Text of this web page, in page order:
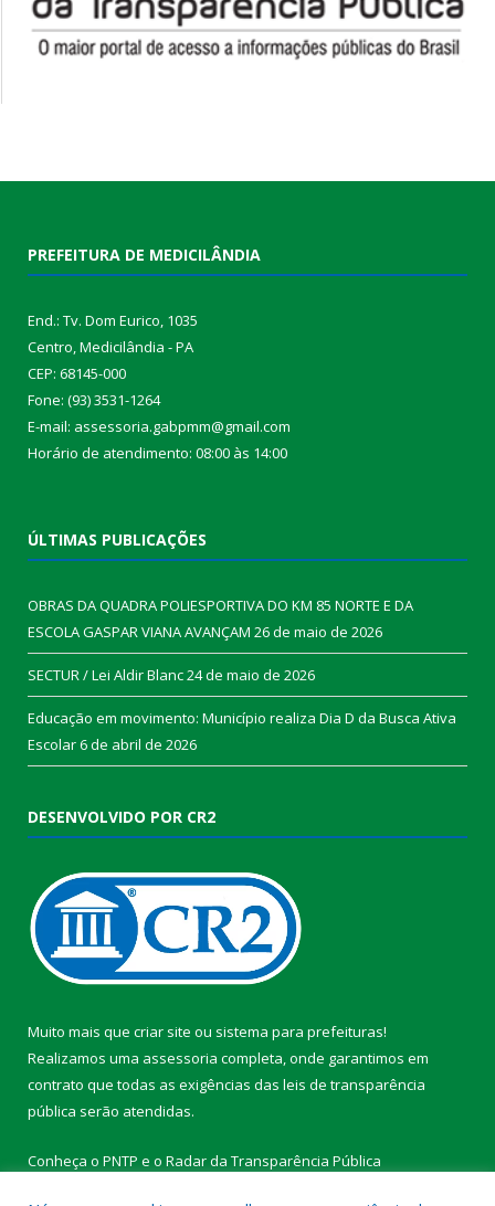
PREFEITURA DE MEDICILÂNDIA
End.: Tv. Dom Eurico, 1035
Centro, Medicilândia - PA
CEP: 68145-000
Fone: (93) 3531-1264
E-mail: assessoria.gabpmm@gmail.com
Horário de atendimento: 08:00 às 14:00
ÚLTIMAS PUBLICAÇÕES
OBRAS DA QUADRA POLIESPORTIVA DO KM 85 NORTE E DA
ESCOLA GASPAR VIANA AVANÇAM 26 de maio de 2026
SECTUR / Lei Aldir Blanc24 de maio de 2026
Educação em movimento: Município realiza Dia D da Busca Ativa
Escolar6 de abril de 2026
DESENVOLVIDO POR CR2
Muito mais que criar site ou sistema para prefeituras!
Realizamos uma assessoria completa, onde garantimos em
contrato que todas as exigências das leis de transparência
pública serão atendidas.
Conheça o PNTP e o Radar da Transparência Pública